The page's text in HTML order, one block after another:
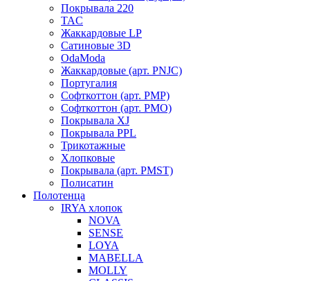
Покрывала 220
TAC
Жаккардовые LP
Сатиновые 3D
OdaModa
Жаккардовые (арт. PNJC)
Португалия
Софткоттон (арт. PMP)
Софткоттон (арт. PMO)
Покрывала XJ
Покрывала PPL
Трикотажные
Хлопковые
Покрывала (арт. PMST)
Полисатин
Полотенца
IRYA хлопок
NOVA
SENSE
LOYA
MABELLA
MOLLY